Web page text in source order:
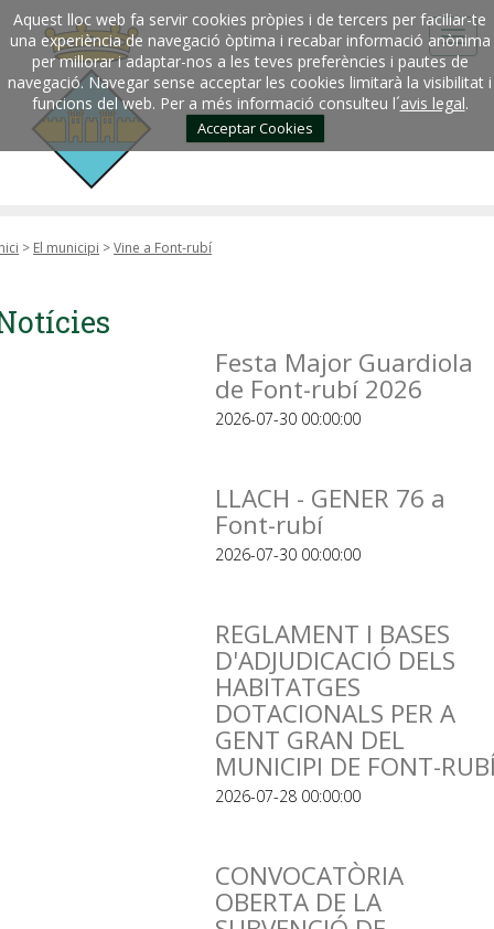
Aquest lloc web fa servir cookies pròpies i de tercers per faciliar-te
una experiència de navegació òptima i recabar informació anònima
per millorar i adaptar-nos a les teves preferències i pautes de
navegació. Navegar sense acceptar les cookies limitarà la visibilitat i
funcions del web. Per a més informació consulteu l´avis legal.
Acceptar Cookies
> El municipi >Vine a Font-rubí
Festa Major Guardiola
de Font-rubí 2026
2026-07-30 00:00:00
LLACH - GENER 76 a
Font-rubí
2026-07-30 00:00:00
REGLAMENT I BASES
D'ADJUDICACIÓ DELS
HABITATGES
DOTACIONALS PER A
GENT GRAN DEL
MUNICIPI DE FONT-
2026-07-28 00:00:00
CONVOCATÒRIA
OBERTA DE LA